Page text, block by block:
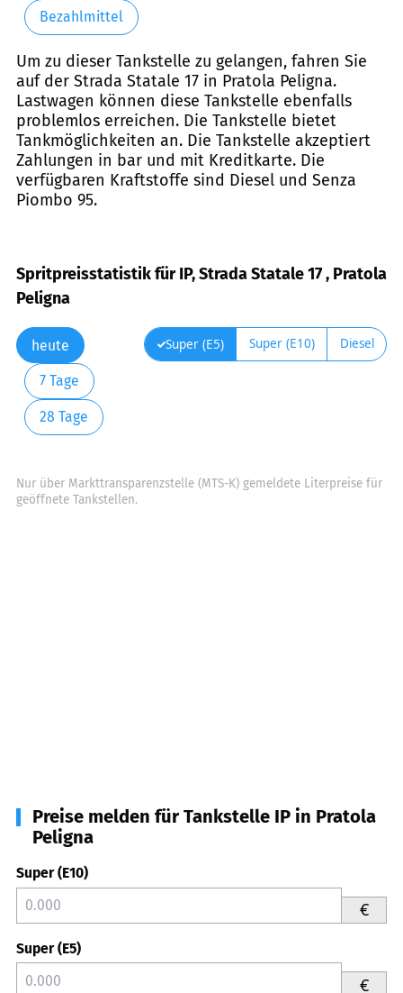
Bezahlmittel
Um zu dieser Tankstelle zu gelangen, fahren Sie
auf der Strada Statale 17 in Pratola Peligna.
Lastwagen können diese Tankstelle ebenfalls
problemlos erreichen. Die Tankstelle bietet
Tankmöglichkeiten an. Die Tankstelle akzeptiert
Zahlungen in bar und mit Kreditkarte. Die
verfügbaren Kraftstoffe sind Diesel und Senza
Piombo 95.
Spritpreisstatistik für IP, Strada Statale 17 , Pratola
Peligna
heute
7 Tage
28 Tage
Super (E5) Super (E10) Diesel
Nur über Markttransparenzstelle (MTS-K) gemeldete Literpreise für
geöffnete Tankstellen.
Preise melden für Tankstelle IP in Pratola
Peligna
Super (E10)
€
Super (E5)
€